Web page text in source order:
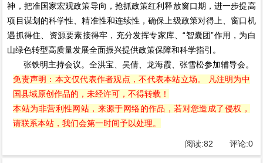
神，把准国家宏观政策导向，抢抓政策红利释放窗口期，进一步提高
项目谋划的科学性、精准性和连续性，确保上级政策对得上、窗口机
遇抓得住、资源要素接得牢，充分发挥专家库、“智囊团”作用，为白
山绿色转型高质量发展全面振兴提供政策保障和科学指引。
张铁明主持会议。全洪宝、吴倩、龙海霞、张雪松参加辅导会。
免责声明：本文仅代表作者观点，不代表本站立场。 凡注明为中
国县域原创作品的，未经许可，不得转载！
本站为非营利性网站，来源于网络的作品，若对您造成了侵权，
请联系本站，我们会第一时间予以处理。
阅读:82 评论:0